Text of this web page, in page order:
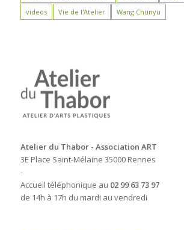
videos
Vie de l'Atelier Wang Chunyu
Atelier du Thabor - Association ART
3E Place Saint-Mélaine 35000 Rennes
-
Accueil téléphonique au 02 99 63 73 97
de 14h à 17h du mardi au vendredi